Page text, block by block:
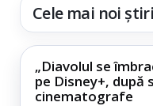
Cele mai noi știri
„Diavolul se
pe Disney+, după
cinematografe